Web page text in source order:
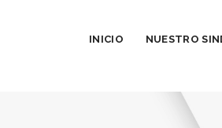
INICIO NUESTRO